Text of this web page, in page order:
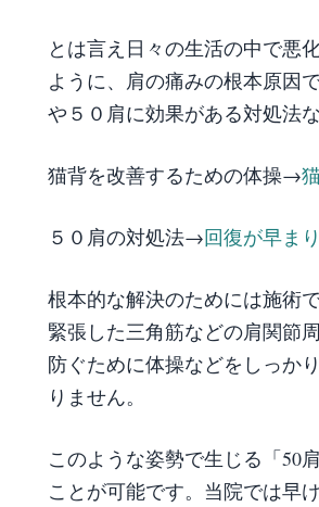
とは言え日々の生活の中で悪
ように、肩の痛みの根本原因
や５０肩に効果がある対処法
猫背を改善するための体操→
５０肩の対処法→回復が早ま
根本的な解決のためには施術
緊張した三角筋などの肩関節
防ぐために体操などをしっか
りません。
このような姿勢で生じる「50
ことが可能です。当院では早